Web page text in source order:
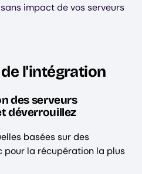
impact de vos serveurs
l'intégration
des serveurs
déverrouillez
basées sur des
pour la récupération la plus